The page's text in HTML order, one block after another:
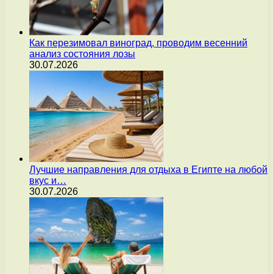
Как перезимовал виноград, проводим весенний
анализ состояния лозы
30.07.2026
Лучшие направления для отдыха в Египте на любой
вкус и…
30.07.2026